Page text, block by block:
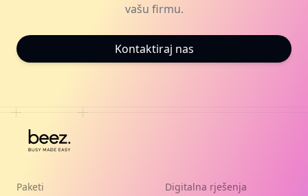
vašu firmu.
Kontaktiraj nas
Paketi Digitalna rješenja